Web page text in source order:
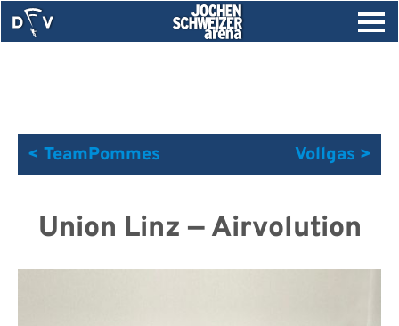
< TeamPommes Vollgas >
Union Linz — Airvolution